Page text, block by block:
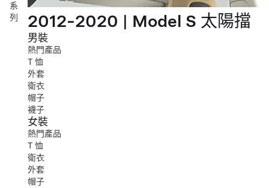
系
列
2012-2020 | Model S 太陽擋
男裝
熱門產品
T 恤
外套
衛衣
帽子
襪子
女裝
熱門產品
T 恤
衛衣
外套
帽子